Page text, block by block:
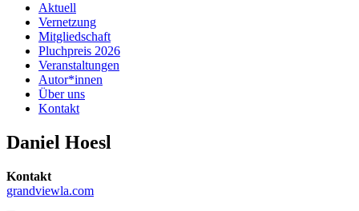
Aktuell
Vernetzung
Mitgliedschaft
Pluchpreis 2026
Veranstaltungen
Autor*innen
Über uns
Kontakt
Daniel Hoesl
Kontakt
grandviewla.com